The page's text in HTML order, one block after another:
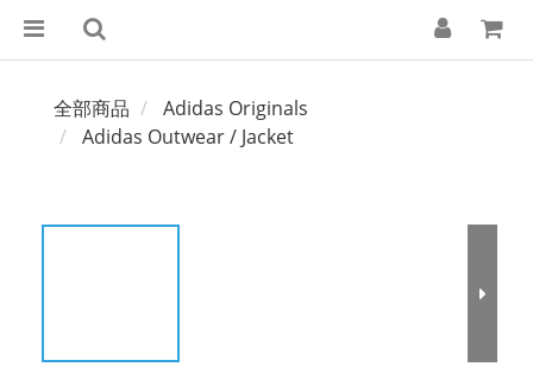
全部商品
Adidas Originals
Adidas Outwear / Jacket